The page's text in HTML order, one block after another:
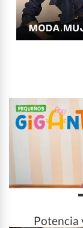
Potencia